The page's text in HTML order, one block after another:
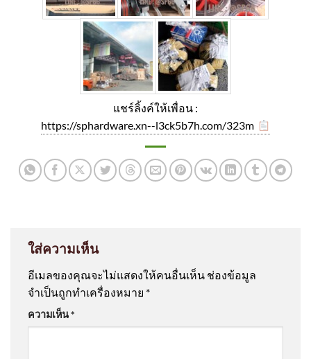
แชร์ลิ้งค์ให้เพื่อน :
https://sphardware.xn--l3ck5b7h.com/323m
ใส่ความเห็น
อีเมลของคุณจะไม่แสดงให้คนอื่นเห็น ช่องข้อมูล
จำเป็นถูกทำเครื่องหมาย *
ความเห็น*